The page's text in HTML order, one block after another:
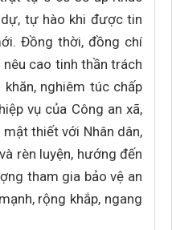
tự hào khi được tin
Đồng thời, đồng chí
cao tinh thần trách
nghiêm túc chấp
vụ của Công an xã,
thiết với Nhân dân,
rèn luyện, hướng đến
tham gia bảo vệ an
rộng khắp, ngang